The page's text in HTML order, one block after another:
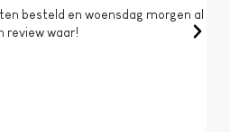
besteld en woensdag morgen al
review waar!